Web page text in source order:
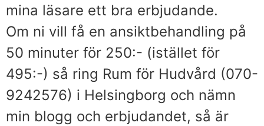
mina läsare ett bra erbjudande.
Om ni vill få en ansiktbehandling på
50 minuter för 250:- (istället för
495:-) så ring Rum för Hudvård (070-
9242576) i Helsingborg och nämn
min blogg och erbjudandet, så är